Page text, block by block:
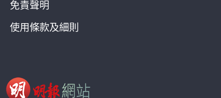
免責聲明
使用條款及細則